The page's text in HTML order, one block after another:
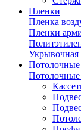
Пленки
Пленка
Пленки
Укрывочная